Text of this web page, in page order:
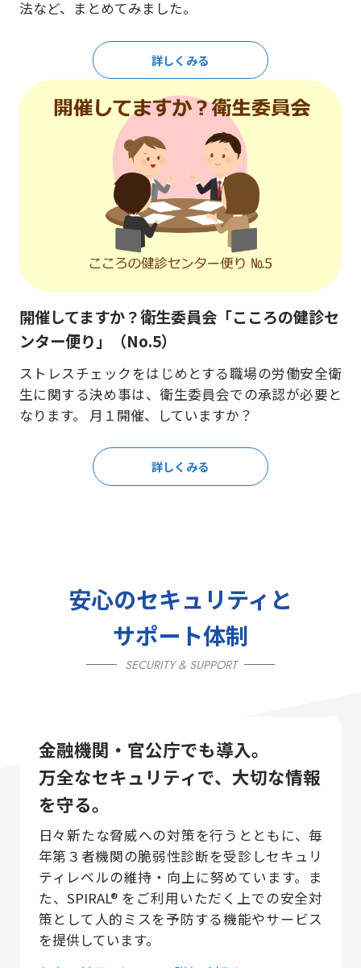
法など、まとめてみました。
詳しくみる
開催してますか？衛生委員会「こころの健診セ
ンター便り」（No.5）
ストレスチェックをはじめとする職場の労働安全衛
生に関する決め事は、衛生委員会での承認が必要と
なります。 月１開催、していますか？
詳しくみる
安心のセキュリティと
サポート体制
SECURITY & SUPPORT
金融機関・官公庁でも導入。
万全なセキュリティで、大切な情報
を守る。
日々新たな脅威への対策を行うとともに、毎
年第３者機関の脆弱性診断を受診しセキュリ
ティレベルの維持・向上に努めています。ま
た、SPIRAL® をご利用いただく上での安全対
策として人的ミスを予防する機能やサービス
を提供しています。